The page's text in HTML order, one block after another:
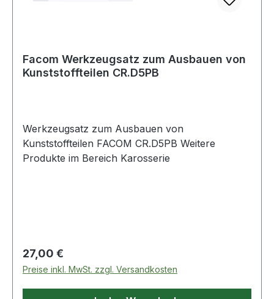
Facom Werkzeugsatz zum Ausbauen von
Kunststoffteilen CR.D5PB
Werkzeugsatz zum Ausbauen von
Kunststoffteilen FACOM CR.D5PB Weitere
Produkte im Bereich Karosserie
Regulärer Preis:
27,00 €
Preise inkl. MwSt. zzgl. Versandkosten